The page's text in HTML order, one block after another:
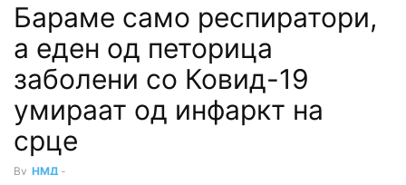
Бараме само респиратори,
а еден од петорица
заболени со Ковид-19
умираат од инфаркт на
срце
By НМД -